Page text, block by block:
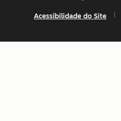
Acessibilidade do Site